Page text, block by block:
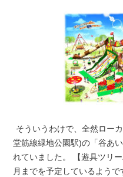
そういうわけで、全然ロー
堂筋線緑地公園駅)の「谷あ
れていました。 【遊具ツリ
月までを予定しているよう